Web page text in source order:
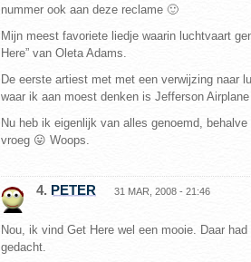
nummer ook aan deze reclame 🙂
Mijn meest favoriete liedje waarin luchtvaart
Here” van Oleta Adams.
De eerste artiest met met een verwijzing naar
waar ik aan moest denken is Jefferson
Nu heb ik eigenlijk van alles genoemd,
vroeg 😛 Woops.
4. PETER 31 MAR, 2008 - 21:46
Nou, ik vind Get Here wel een mooie. Daar
gedacht.